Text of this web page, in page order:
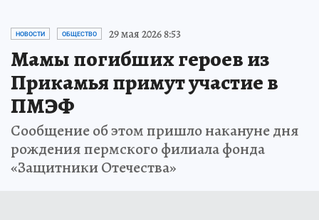
НОВОСТИ ОБЩЕСТВО 29 мая 2026 8:53
Мамы погибших героев из
Прикамья примут участие в
ПМЭФ
Сообщение об этом пришло накануне дня
рождения пермского филиала фонда
«Защитники Отечества»